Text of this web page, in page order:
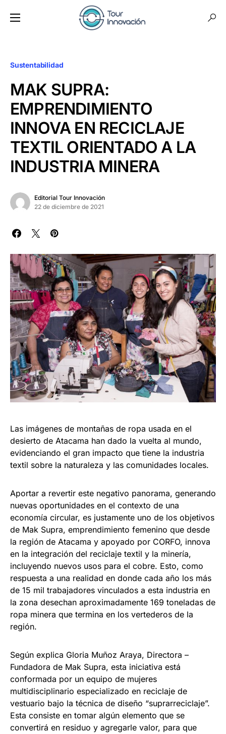
Sustentabilidad
MAK SUPRA:
EMPRENDIMIENTO
INNOVA EN RECICLAJE
TEXTIL ORIENTADO A LA
INDUSTRIA MINERA
Editorial Tour Innovación
22 de diciembre de 2021
Las imágenes de montañas de ropa usada en el
desierto de Atacama han dado la vuelta al mundo,
evidenciando el gran impacto que tiene la industria
textil sobre la naturaleza y las comunidades locales.
Aportar a revertir este negativo panorama, generando
nuevas oportunidades en el contexto de una
economía circular, es justamente uno de los objetivos
de Mak Supra, emprendimiento femenino que desde
la región de Atacama y apoyado por CORFO, innova
en la integración del reciclaje textil y la minería,
incluyendo nuevos usos para el cobre. Esto, como
respuesta a una realidad en donde cada año los más
de 15 mil trabajadores vinculados a esta industria en
la zona desechan aproximadamente 169 toneladas de
ropa minera que termina en los vertederos de la
región.
Según explica Gloria Muñoz Araya, Directora –
Fundadora de Mak Supra, esta iniciativa está
conformada por un equipo de mujeres
multidisciplinario especializado en reciclaje de
vestuario bajo la técnica de diseño “suprarreciclaje”.
Esta consiste en tomar algún elemento que se
convertirá en residuo y agregarle valor, para que